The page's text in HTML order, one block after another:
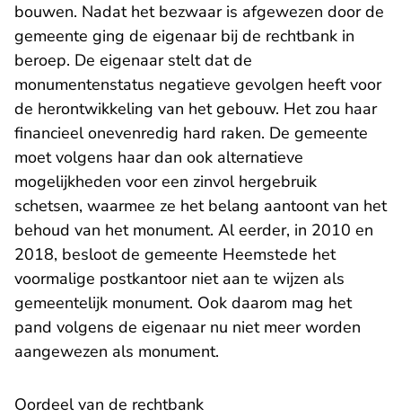
bouwen. Nadat het bezwaar is afgewezen door de
gemeente ging de eigenaar bij de rechtbank in
beroep. De eigenaar stelt dat de
monumentenstatus negatieve gevolgen heeft voor
de herontwikkeling van het gebouw. Het zou haar
financieel onevenredig hard raken. De gemeente
moet volgens haar dan ook alternatieve
mogelijkheden voor een zinvol hergebruik
schetsen, waarmee ze het belang aantoont van het
behoud van het monument. Al eerder, in 2010 en
2018, besloot de gemeente Heemstede het
voormalige postkantoor niet aan te wijzen als
gemeentelijk monument. Ook daarom mag het
pand volgens de eigenaar nu niet meer worden
aangewezen als monument.
Oordeel van de rechtbank